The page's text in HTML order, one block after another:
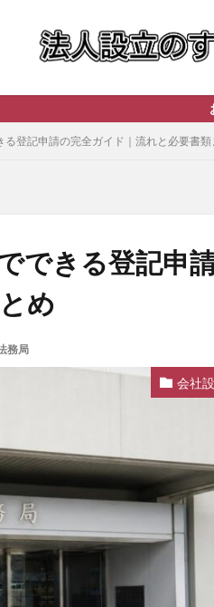
お問合せは即対
登記申請の完全ガイド｜流れと必要書類
できる登記申
め
務局
会社